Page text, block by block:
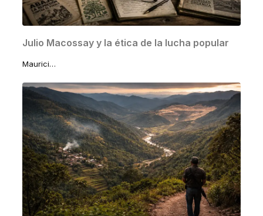
Julio Macossay y la ética de la lucha popular
Mauricio Macossay Vallado